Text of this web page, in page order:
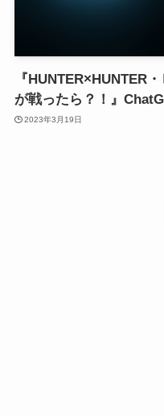
『HUNTER×HUNTER
が戦ったら？！』
2023年3月19日